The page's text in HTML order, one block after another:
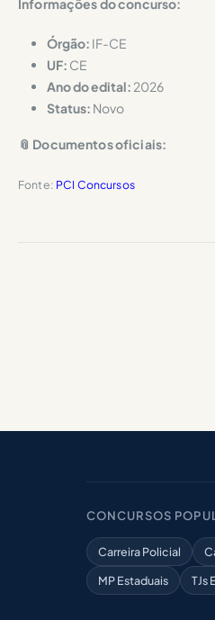
Informações do concurso:
Órgão: IF-CE
UF: CE
Ano do edital: 2026
Status: Novo
📎 Documentos oficiais:
Fonte: PCI Concursos
CONCURSOS
Carreira Policial
MP Estaduais
TJs